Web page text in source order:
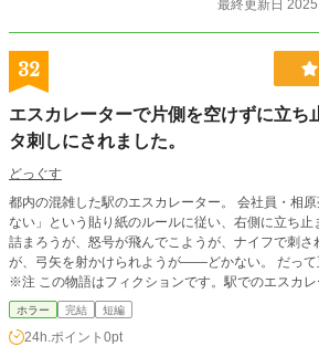
最終更新日
32
エスカレーターで片側を空けずに立ち
タ刺しにされました。
どっぐす
都内の混雑した駅のエスカレーター。 会社員・相
ない」という貼り紙のルールに従い、右側に立ち
詰まろうが、怒号が飛んでこようが、ナイフで刺さ
が、弓矢を射かけられようが――どかない。 だって
※注 この物語はフィクションです。駅でのエスカ
ましては、駅の案内等に従ってください。
ホラー 完結 短編
24h.ポイント 0pt